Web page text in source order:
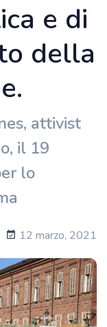
e di
della
attivist
il 19
lo
12 marzo, 2021